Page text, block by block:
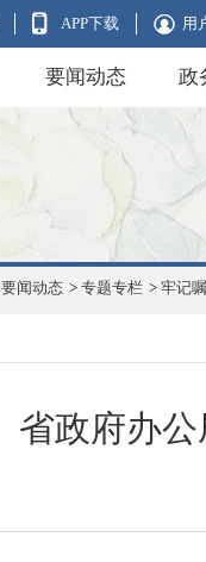
APP下载 用
要闻动态 政
要闻动态 > 专题专栏 > 牢记
省政府办